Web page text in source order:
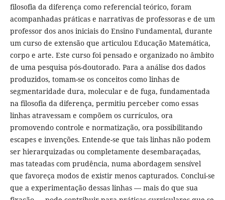
filosofia da diferença como referencial teórico, foram
acompanhadas práticas e narrativas de professoras e de um
professor dos anos iniciais do Ensino Fundamental, durante
um curso de extensão que articulou Educação Matemática,
corpo e arte. Este curso foi pensado e organizado no âmbito
de uma pesquisa pós-doutorado. Para a análise dos dados
produzidos, tomam-se os conceitos como linhas de
segmentaridade dura, molecular e de fuga, fundamentada
na filosofia da diferença, permitiu perceber como essas
linhas atravessam e compõem os currículos, ora
promovendo controle e normatização, ora possibilitando
escapes e invenções. Entende-se que tais linhas não podem
ser hierarquizadas ou completamente desembaraçadas,
mas tateadas com prudência, numa abordagem sensível
que favoreça modos de existir menos capturados. Conclui-se
que a experimentação dessas linhas — mais do que sua